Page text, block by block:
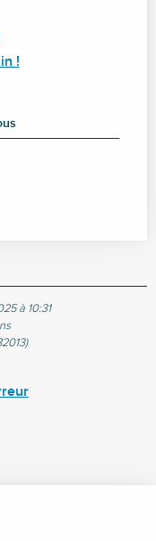
!
à 10:31
)